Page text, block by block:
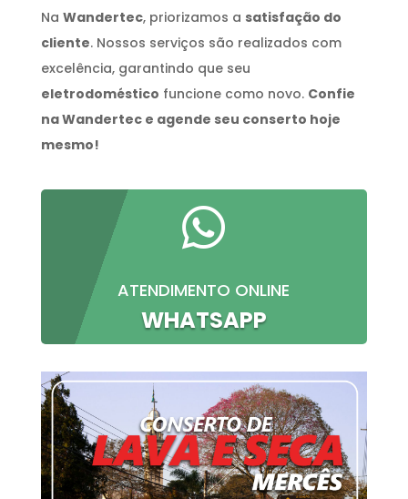
Na Wandertec, priorizamos a satisfação do
cliente. Nossos serviços são realizados com
excelência, garantindo que seu
eletrodoméstico funcione como novo. Confie
na Wandertec e agende seu conserto hoje
mesmo!

ATENDIMENTO ONLINE
WHATSAPP